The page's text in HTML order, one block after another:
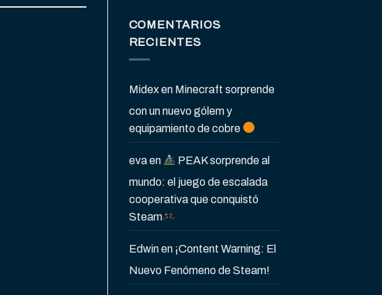
COMENTARIOS
RECIENTES
Midexen Minecraft sorprende
con un nuevo gólem y
equipamiento de cobre
evaen
PEAK sorprende al
mundo: el juego de escalada
cooperativa que conquistó
Steam
Edwinen ¡Content Warning: El
Nuevo Fenómeno de Steam!